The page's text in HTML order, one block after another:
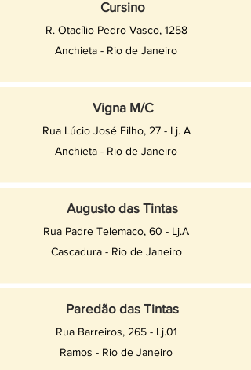
Cursino
R. Otacílio Pedro Vasco, 1258
Anchieta - Rio de Janeiro
Vigna M/C
Rua Lúcio José Filho, 27 - Lj. A
Anchieta - Rio de Janeiro
Augusto das Tintas
Rua Padre Telemaco, 60 - Lj.A
Cascadura - Rio de Janeiro
Paredão das Tintas
Rua Barreiros, 265 - Lj.01
Ramos - Rio de Janeiro